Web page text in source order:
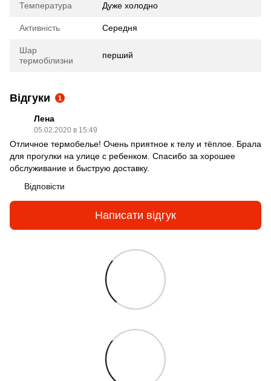
Температура Дуже холодно
Активність Середня
Шар
термобілизни
перший
Відгуки 1
Лена
05.02.2020 в 15:49
Отличное термобелье! Очень приятное к телу и тёплое. Брала
для прогулки на улице с ребенком. Спасибо за хорошее
обслуживание и быструю доставку.
Відповісти
Написати відгук